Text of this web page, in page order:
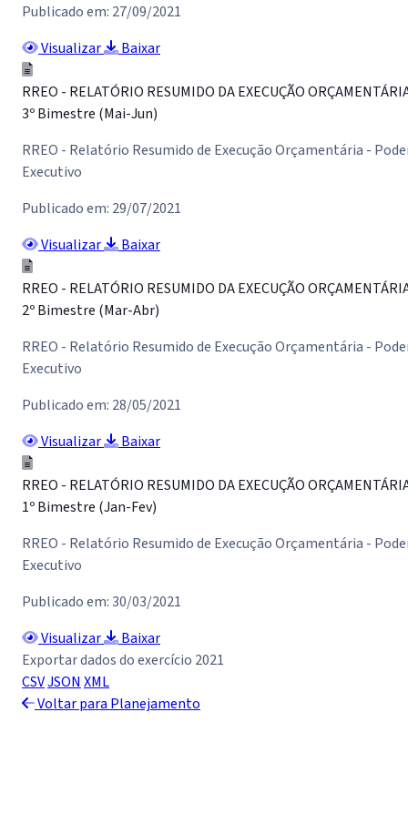
Publicado em: 27/09/2021
Visualizar
Baixar
RREO - RELATÓRIO RESUMIDO DA EXECUÇÃO
3º Bimestre (Mai-Jun)
RREO - Relatório Resumido de Execução Orçamentária -
Executivo
Publicado em: 29/07/2021
Visualizar
Baixar
RREO - RELATÓRIO RESUMIDO DA EXECUÇÃO
2º Bimestre (Mar-Abr)
RREO - Relatório Resumido de Execução Orçamentária -
Executivo
Publicado em: 28/05/2021
Visualizar
Baixar
RREO - RELATÓRIO RESUMIDO DA EXECUÇÃO
1º Bimestre (Jan-Fev)
RREO - Relatório Resumido de Execução Orçamentária -
Executivo
Publicado em: 30/03/2021
Visualizar
Baixar
Exportar dados do exercício 2021
CSVJSON XML
Voltar para Planejamento